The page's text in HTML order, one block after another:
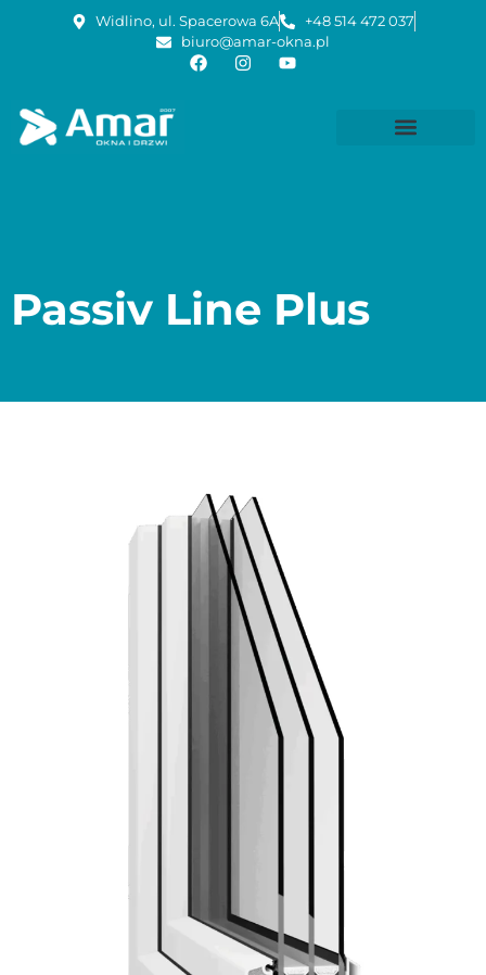
Widlino, ul. Spacerowa 6A
+48 514 472 037
biuro@amar-okna.pl
Passiv Line Plus